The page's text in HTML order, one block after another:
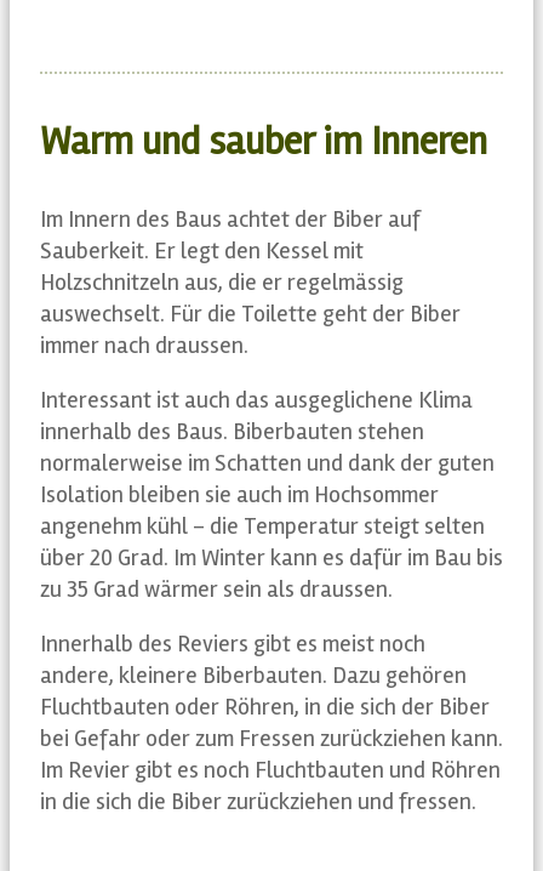
Warm und sauber im Inneren
Im Innern des Baus achtet der Biber auf
Sauberkeit. Er legt den Kessel mit
Holzschnitzeln aus, die er regelmässig
auswechselt. Für die Toilette geht der Biber
immer nach draussen.
Interessant ist auch das ausgeglichene Klima
innerhalb des Baus. Biberbauten stehen
normalerweise im Schatten und dank der guten
Isolation bleiben sie auch im Hochsommer
angenehm kühl – die Temperatur steigt selten
über 20 Grad. Im Winter kann es dafür im Bau bis
zu 35 Grad wärmer sein als draussen.
Innerhalb des Reviers gibt es meist noch
andere, kleinere Biberbauten. Dazu gehören
Fluchtbauten oder Röhren, in die sich der Biber
bei Gefahr oder zum Fressen zurückziehen kann.
Im Revier gibt es noch Fluchtbauten und Röhren
in die sich die Biber zurückziehen und fressen.